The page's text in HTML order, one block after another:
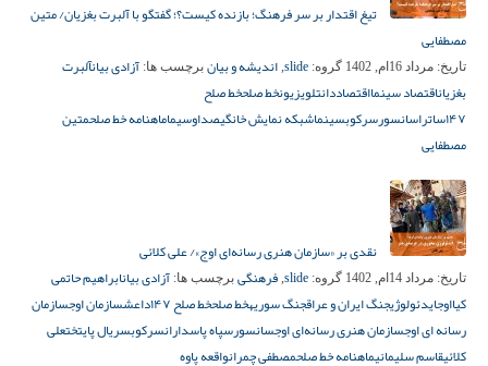
تیغ اقتدار بر سر فرهنگ؛ بازنده کیست؟؛ گفتگو با آلبرت بغزیان/ متین
مصطفایی
تاریخ: مرداد 16ام, 1402 گروه: slide
, اندیشه و بیان برچسب ها: آزادی بیانآلبرت
بغزیاناقتصاد سینمااقتصاددانتلویزیونخط صلحخط صلح
۱۴۷ساتراسانسورسرکوبسینماشبکه نمایش خانگیصداوسیماماهنامه خط صلحمتین
مصطفایی
نقدی بر «سازمان هنری رسانه‌ای اوج»/ علی کلائی
تاریخ: مرداد 14ام, 1402 گروه: slide
, فرهنگی برچسب ها: آزادی بیانابراهیم حاتمی
کیااوجایدئولوژیجنگ ایران و عراقجنگ سوریهخط صلحخط صلح ۱۴۷ داعشسازمان اوجسازمان
رسانه ای اوجسازمان هنری رسانه‌ای اوجسانسورسپاه پاسدارانسرکوبسریال پایتختعلی
کلائیقاسم سلیمانیماهنامه خط صلحمصطفی چمرانواقعه پاوه